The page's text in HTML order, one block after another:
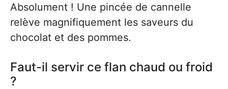
Absolument ! Une pincée de cannelle
relève magnifiquement les saveurs du
chocolat et des pommes.
Faut-il servir ce flan chaud ou froid
?